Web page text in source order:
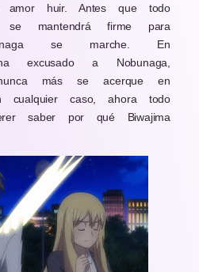
huir. Antes que todo
se mantendrá firme para
se marche. En
excusado a Nobunaga,
más se acerque en
cualquier caso, ahora todo
saber por qué Biwajima